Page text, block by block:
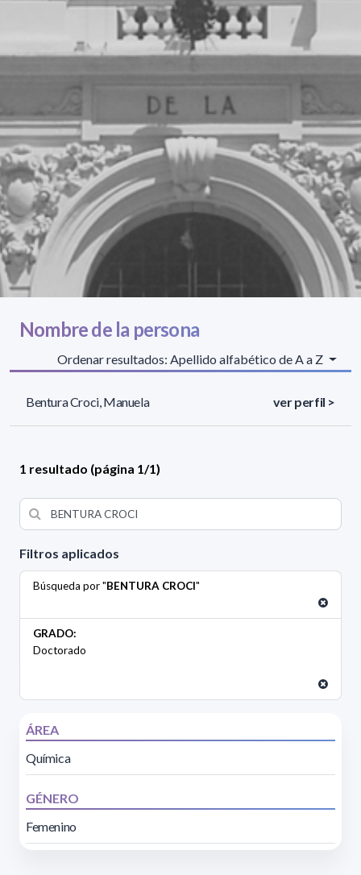
Filtros aplicados
Búsqueda por "BENTURA CROCI"
GRADO:
Doctorado
ÁREA
Química
GÉNERO
Femenino
Nombre de la persona
Ordenar resultados: Apellido alfabético de A a Z
Bentura Croci, Manuela ver perfil >
1 resultado (página 1/1)